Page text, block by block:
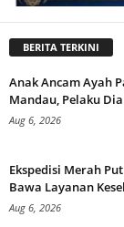
BERITA TERKINI
Anak Ancam Ayah
Mandau, Pelaku
Aug 6, 2026
Ekspedisi Merah
Bawa Layanan
Aug 6, 2026